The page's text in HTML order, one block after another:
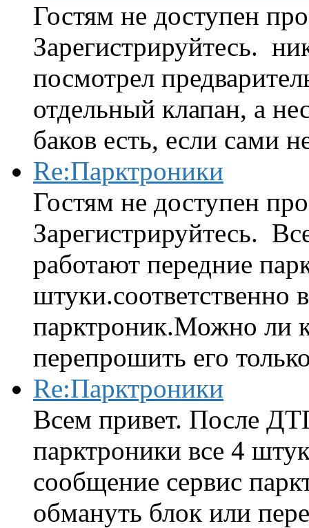
Гостям не доступен
Зарегистрируйтесь.
посмотрел
отдельный клапан, а
баков есть, если сами
Re:Парктроники
Гостям не доступен
Зарегистрируйтесь.
работают передние
штуки.соответственно
парктроник.Можно ли
перепрошить его
Re:Парктроники
Всем привет. После
парктроники все 4
сообщение сервис
обмануть блок или